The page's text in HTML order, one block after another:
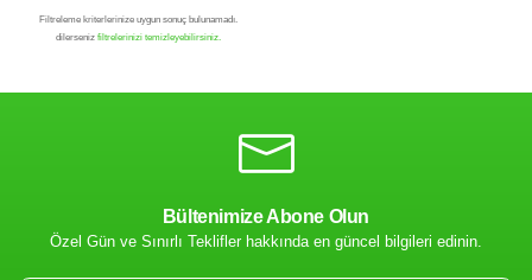
Bültenimize Abone Olun
Özel Gün ve Sınırlı Teklifler hakkında en güncel bilgileri edinin.